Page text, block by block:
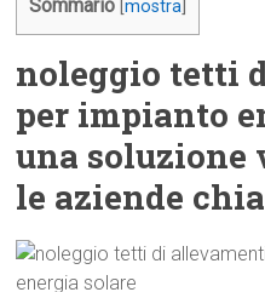
Sommario [mostra
noleggio tetti
per impianto
una soluzione
le aziende